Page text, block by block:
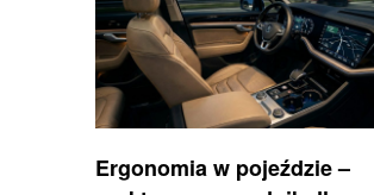
Ergonomia w pojeździe –